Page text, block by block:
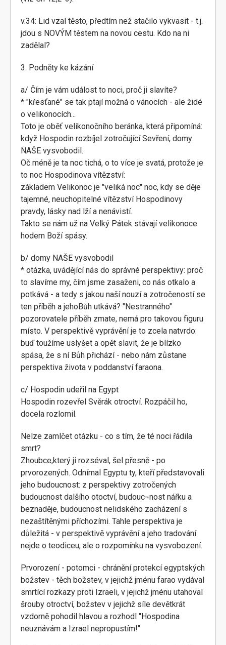
v.34: Lid vzal těsto, předtím než stačilo vykvasit - t.j.
jdou s NOVÝM těstem na novou cestu. Kdo na ni
zadělal?
3. Podněty ke kázání
a/ Čím je vám událost to noci, proč ji slavíte?
* "křesťané" se tak ptají možná o vánocích - ale židé
o velikonocích...
Toto je oběť velikonočního beránka, která připomíná:
když Hospodin rozbíjel zotročující Sevření, domy
NAŠE vysvobodil.
Oč méně je ta noc tichá, o to více je svatá, protože je
to noc Hospodinova vítězství:
základem Velikonoc je "veliká noc" noc, kdy se děje
tajemné, neuchopitelné vítězství Hospodinovy
pravdy, lásky nad lží a nenávistí.
Takto se nám už na Velký Pátek stávají velikonoce
hodem Boží spásy.
b/ domy NAŠE vysvobodil
* otázka, uvádějící nás do správné perspektivy: proč
to slavíme my, čím jsme zasaženi, co nás otkalo a
potkává - a tedy s jakou naší nouzí a zotročeností se
ten příběh a jehoBůh utkává? "Nestranného"
pozorovatele příběh zmate, nemá pro takovou figuru
místo. V perspektivě vyprávění je to zcela natvrdo:
buď toužíme uslyšet a opět slavit, že je blízko
spása, že s ní Bůh přichází - nebo nám zůstane
perspektiva života v poddanství faraona.
c/ Hospodin udeřil na Egypt
Hospodin rozevřel Svěrák otroctví. Rozpáčil ho,
docela rozlomil.
Nelze zamlčet otázku - co s tím, že té noci řádila
smrt?
Zhoubce,který ji rozséval, šel přesně - po
prvorozených. Odnímal Egyptu ty, kteří představovali
jeho budoucnost: z perspektivy zotročených
budoucnost dalšího otoctví, budouc¬nost nářku a
beznaděje, budoucnost nelidského zacházení s
nezaštítěnými příchozími. Tahle perspektiva je
důležitá - v perspektivě vyprávění a jeho tradování
nejde o teodiceu, ale o rozpomínku na vysvobození.
Prvorození - potomci - chránění protekcí egyptských
božstev - těch božstev, v jejichž jménu farao vydával
smrtící rozkazy proti Izraeli, v jejichž jménu utahoval
šrouby otroctví, božstev v jejichž síle devětkrát
vzdorně pohodil hlavou a rozhodl "Hospodina
neuznávám a Izrael nepropustím!"